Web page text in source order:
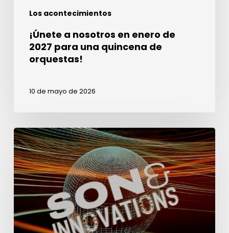
Los acontecimientos
orquestas!
¡Únete a nosotros en enero de
2027 para una quincena de
orquestas!
10 de mayo de 2026
Semana
del
Sonido
en
Lima,
del
6